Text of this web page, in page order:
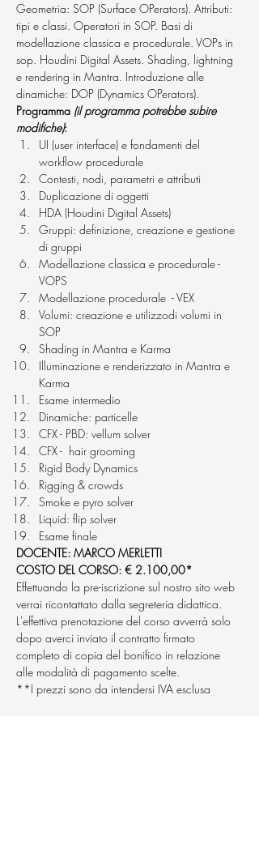
Geometria: SOP (Surface OPerators). Attributi:
tipi e classi. Operatori in SOP. Basi di
modellazione classica e procedurale. VOPs in
sop. Houdini Digital Assets. Shading, lightning
e rendering in Mantra. Introduzione alle
dinamiche: DOP (Dynamics OPerators).
Programma (il programma potrebbe subire
modifiche):
UI (user interface) e fondamenti del
workflow procedurale
Contesti, nodi, parametri e attributi
Duplicazione di oggetti
HDA (Houdini Digital Assets)
Gruppi: definizione, creazione e gestione
di gruppi
Modellazione classica e procedurale -
VOPS
Modellazione procedurale  - VEX
Volumi: creazione e utilizzodi volumi in
SOP
Shading in Mantra e Karma
Illuminazione e renderizzato in Mantra e
Karma
Esame intermedio
Dinamiche: particelle
CFX - PBD: vellum solver
CFX -  hair grooming
Rigid Body Dynamics
Rigging & crowds
Smoke e pyro solver
Liquid: flip solver
Esame finale
DOCENTE: MARCO MERLETTI
COSTO DEL CORSO: € 2.100,00*
Effettuando la pre-iscrizione sul nostro sito web
verrai ricontattato dalla segreteria didattica.
L'effettiva prenotazione del corso avverrà solo
dopo averci inviato il contratto firmato
completo di copia del bonifico in relazione
alle modalità di pagamento scelte.
**I prezzi sono da intendersi IVA esclusa